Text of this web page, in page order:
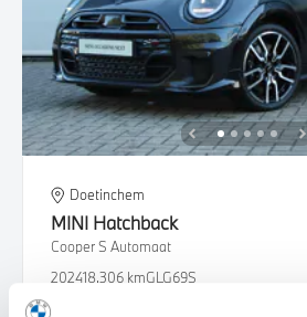
Doetinchem
MINI Hatchback
Cooper S Automaat
202418.306 kmGLG69S